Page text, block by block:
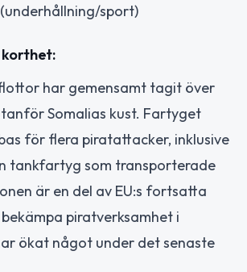
sport)
korthet:
har gemensamt tagit över
Somalias kust. Fartyget
för flera piratattacker, inklusive
tankfartyg som transporterade
är en del av EU:s fortsatta
piratverksamhet i
ökat något under det senaste